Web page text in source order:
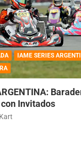
IAME SERIES
Invitados